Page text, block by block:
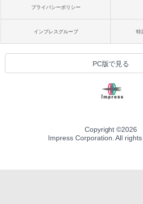
プライバシーポリシー
インプレスグループ 特
PC版で見る
Copyright ©2026
Impress Corporation. All